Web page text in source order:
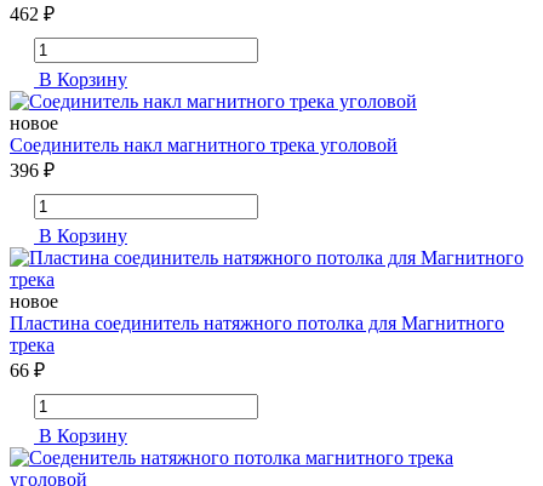
462 ₽
В Корзину
новое
Соединитель накл магнитного трека уголовой
396 ₽
В Корзину
новое
Пластина соединитель натяжного потолка для Магнитного
трека
66 ₽
В Корзину